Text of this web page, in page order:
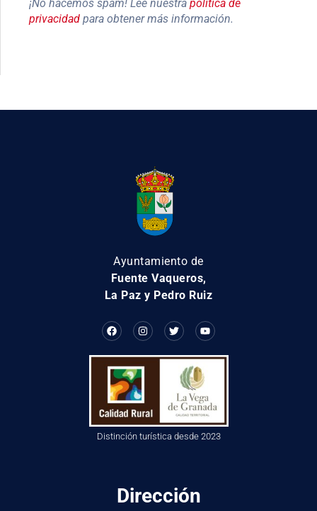
¡No hacemos spam! Lee nuestra política de
privacidad para obtener más información.
Ayuntamiento de
Fuente Vaqueros,
La Paz y Pedro Ruiz
Distinción turística desde 2023
Dirección